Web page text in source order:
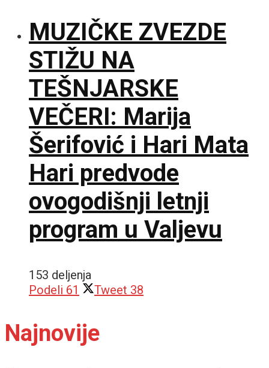
MUZIČKE ZVEZDE
STIŽU NA
TEŠNJARSKE
VEČERI: Marija
Šerifović i Hari Mata
Hari predvode
ovogodišnji letnji
program u Valjevu
153 deljenja
Podeli 61 Tweet 38
Najnovije